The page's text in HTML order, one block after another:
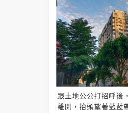
跟土地公公打招呼後
離開，抬頭望著藍藍